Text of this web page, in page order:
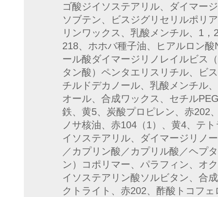
ゴ酸ジイソステアリル、ダイマー
ソブテン、ビスジグリセリルポリ
リンワックス、乳酸メンチル、1
218、ホホバ種子油、ヒアルロン
ール酸ダイマージリノレイルビス
タン酸）ペンタエリスリチル、ビ
チルドデカノール、乳酸メンチル
オール、合成ワックス、セチル
鉄、黄5、炭酸プロピレン、赤202
ノサ核油、赤104（1）、黄4、テ
イソステアリル、ダイマージリノ
／カプリン酸／カプリル酸／ヘプ
ン）コポリマー、パラフィン、オ
イソステアリン酸ソルビタン、合
クトライト、赤202、酢酸トコフ